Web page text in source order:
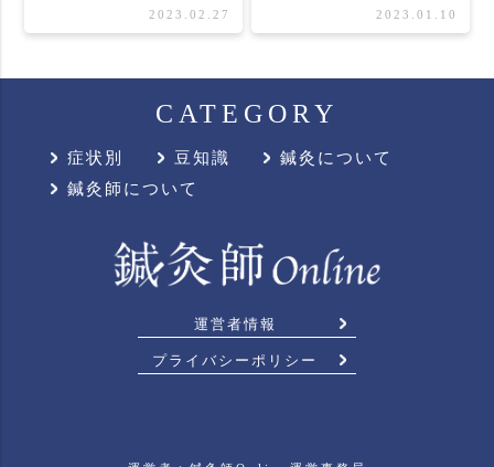
2023.02.27 2023.01.10
運営者情報
プライバシーポリシー
CATEGORY
症状別 豆知識
鍼灸について
鍼灸師について